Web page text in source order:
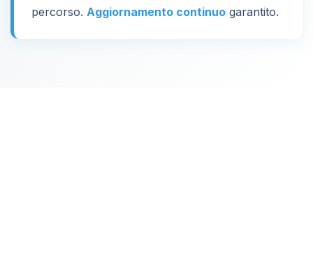
percorso. Aggiornamento continuo garantito.